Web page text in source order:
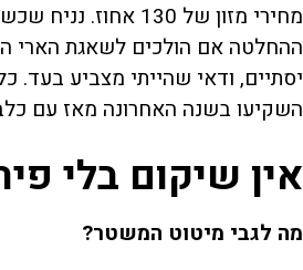
מחירי מזון של 130
ההחלטה אם הולכים לשאגת הארי
יסתיים, ודאי שהייתי מצביע בעד.
השקיעו בשנה האחרונה מאז עם
אין שיקום בלי
מה לגבי מיטוט המשטר?